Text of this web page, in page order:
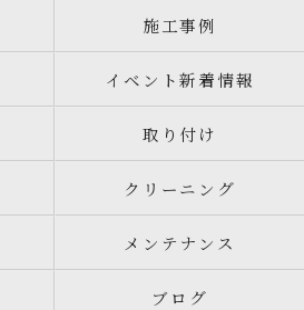
施工事例
イベント新着情報
取り付け
クリーニング
メンテナンス
ブログ